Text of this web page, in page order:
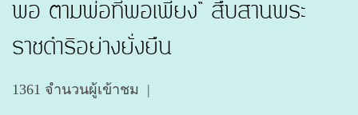
พอ ตามพ่อที่พอเพียง” สืบสานพระ
ราชดำริอย่างยั่งยืน
1361 จำนวนผู้เข้าชม |